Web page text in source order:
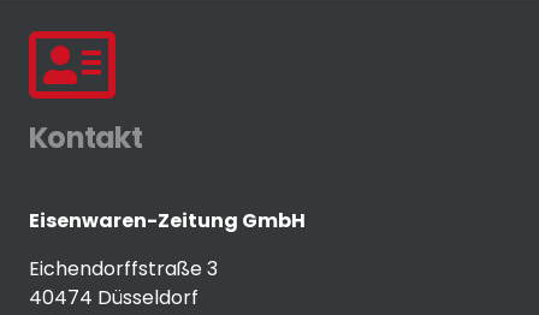
Kontakt
Eisenwaren-Zeitung GmbH
Eichendorffstraße 3
40474 Düsseldorf